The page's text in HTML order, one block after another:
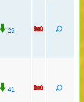
29
41